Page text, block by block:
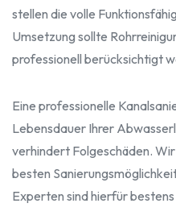
stellen die volle
Umsetzung sollte
professionell berücksichtigt
Eine professionelle
Lebensdauer Ihrer
verhindert Folgeschäden.
besten
Experten sind hierfür